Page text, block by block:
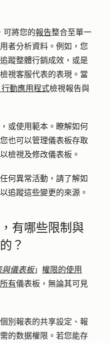
可將您的報告整合至單一
者分析資料。例如，您
蹤整體行銷成效，或是
視客服代表的表現。當
動應用程式檢視報告與
或使用範本。瞭解如何
也可以管理儀表板存取
檢視及修改儀表板。
何異常活動，請了解如
追蹤這些變更的來源。
有哪些限制與
？
與儀表板」 權限的使用
所有儀表板，無論其可見
別報表的共享設定、報
的数据權限。若您能存